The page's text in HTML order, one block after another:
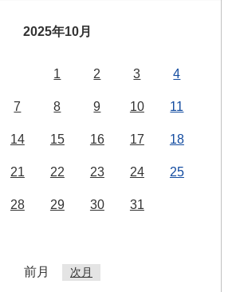
2025年10月
1 2 3 4
7 8 9 10 11
14 15 16 17 18
21 22 23 24 25
28 29 30 31
前月 次月